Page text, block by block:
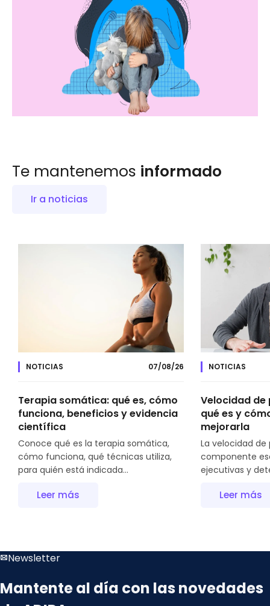
Te mantenemos informado
Ir a noticias
NOTICIAS 07/08/26
Terapia somática: qué es, cómo
funciona, beneficios y evidencia
científica
Conoce qué es la terapia somática,
cómo funciona, qué técnicas utiliza,
para quién está indicada...
Leer más
NOTICIAS
Velocidad
qué es y
mejorarla
La velocidad
componente
ejecutivas y
Leer más